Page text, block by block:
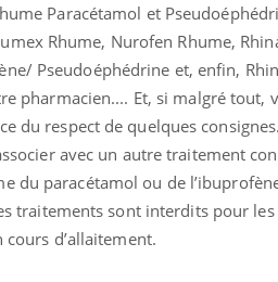
Paracétamol et
Rhume, Nurofen Rhume,
Pseudoéphédrine et, enfin,
pharmacien.... Et, si malgré tout,
du respect de quelques
avec un autre traitement
du paracétamol ou de
traitements sont interdits pour
d’allaitement.